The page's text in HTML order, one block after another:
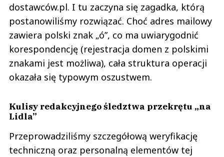
dostawców.pl. I tu zaczyna się zagadka, którą
postanowiliśmy rozwiązać. Choć adres mailowy
zawiera polski znak „ó”, co ma uwiarygodnić
korespondencję (rejestracja domen z polskimi
znakami jest możliwa), cała struktura operacji
okazała się typowym oszustwem.
Kulisy redakcyjnego śledztwa przekrętu „na
Lidla”
Przeprowadziliśmy szczegółową weryfikację
techniczną oraz personalną elementów tej